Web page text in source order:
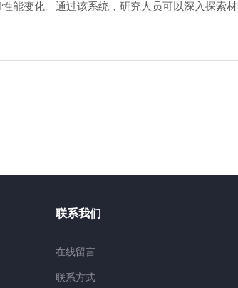
变化。通过该系统，研究人员可以深入探索材
联系我们
在线留言
联系方式